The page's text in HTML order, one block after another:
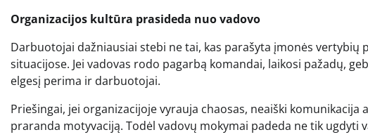
Organizacijos kultūra prasideda nuo vadovo
Darbuotojai dažniausiai stebi ne tai, kas parašyta įmonės vertybių
situacijose. Jei vadovas rodo pagarbą komandai, laikosi pažadų,
elgesį perima ir darbuotojai.
Priešingai, jei organizacijoje vyrauja chaosas, neaiški
praranda motyvaciją. Todėl vadovų mokymai padeda ne tik